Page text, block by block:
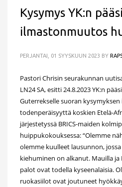
Kysymys YK:n
ilmastonmuutos
PERJANTAI, 01 SYYSKUUN 2023 BY
Pastori Chrisin seurakunnan
LN24 SA, esitti 24.8.2023 YK:n
Guterrekselle suoran
todenperäisyyttä koskien Etelä-
järjestetyssä BRICS-maiden
huippukokouksessa: “Olemme
olemme kuulleet lausunnon,
kiehuminen on alkanut. Mauilla
palot ovat todella kyseenalaisia.
ruokasiilot ovat joutuneet